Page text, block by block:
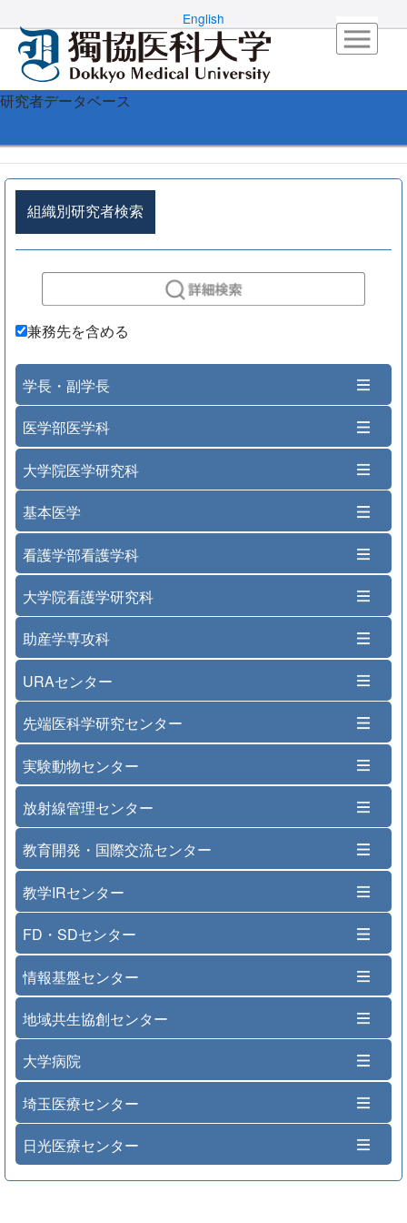
English
研究者データベース
組織別研究者検索
兼務先を含める
学長・副学長
医学部医学科
大学院医学研究科
基本医学
看護学部看護学科
大学院看護学研究科
助産学専攻科
URAセンター
先端医科学研究センター
実験動物センター
放射線管理センター
教育開発・国際交流センター
教学IRセンター
FD・SDセンター
情報基盤センター
地域共生協創センター
大学病院
埼玉医療センター
日光医療センター